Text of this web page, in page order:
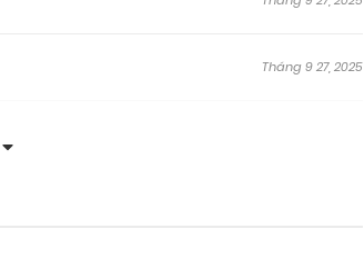
Tháng 9 27, 2025